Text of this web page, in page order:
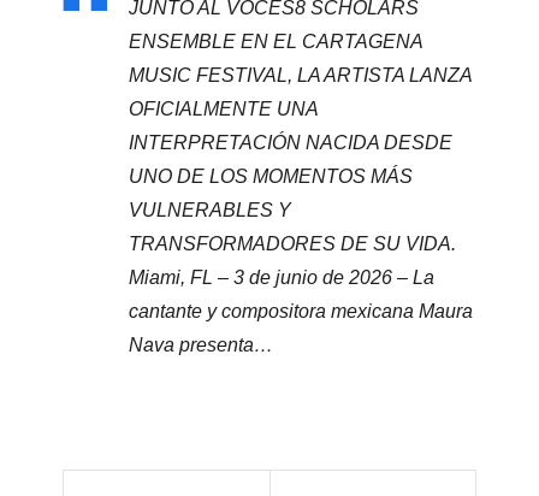
JUNTO AL VOCES8 SCHOLARS
ENSEMBLE EN EL CARTAGENA
MUSIC FESTIVAL, LA ARTISTA LANZA
OFICIALMENTE UNA
INTERPRETACIÓN NACIDA DESDE
UNO DE LOS MOMENTOS MÁS
VULNERABLES Y
TRANSFORMADORES DE SU VIDA.
Miami, FL – 3 de junio de 2026 – La
cantante y compositora mexicana Maura
Nava presenta…